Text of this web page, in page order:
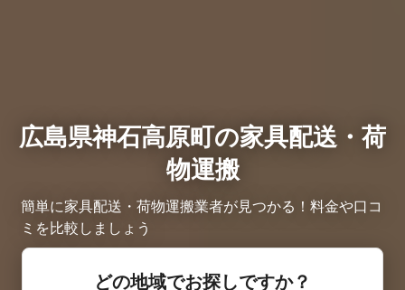
広島県神石高原町の家具配送・荷
物運搬
簡単に家具配送・荷物運搬業者が見つかる！料金や口コ
ミを比較しましょう
どの地域でお探しですか？